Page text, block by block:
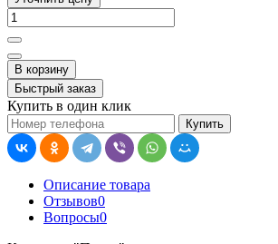
В корзину
Быстрый заказ
Купить в один клик
Купить
Описание товара
Отзывов0
Вопросы0